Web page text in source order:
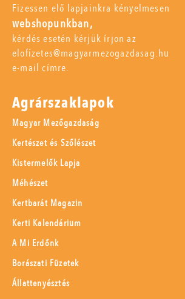
Fizessen elő lapjainkra kényelmesen
webshopunkban,
kérdés esetén kérjük írjon az
elofizetes@magyarmezogazdasag.hu
e-mail címre.
Agrárszaklapok
Magyar Mezőgazdaság
Kertészet és Szőlészet
Kistermelők Lapja
Méhészet
Kertbarát Magazin
Kerti Kalendárium
A Mi Erdőnk
Borászati Füzetek
Állattenyésztés